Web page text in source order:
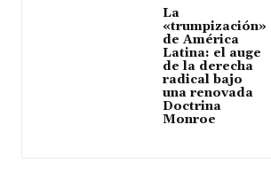
La
«trumpización»
de América
Latina: el auge
de la derecha
radical bajo
una renovada
Doctrina
Monroe